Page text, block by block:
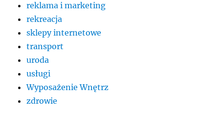
reklama i marketing
rekreacja
sklepy internetowe
transport
uroda
usługi
Wyposażenie Wnętrz
zdrowie